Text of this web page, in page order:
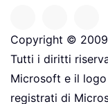
Copyright © 2009
Tutti i diritti
Microsoft e il
registrati di